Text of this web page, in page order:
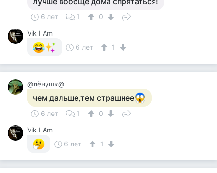
6 лет 1
0
Vik I Am
6 лет
1
@лёнушк@
чем дальше,тем страшнее
6 лет 1
0
Vik I Am
6 лет
1